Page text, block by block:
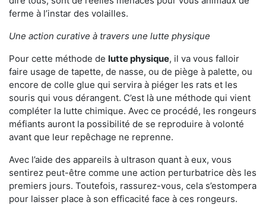
ferme à l’instar des volailles.
Une action curative à travers une lutte physique
Pour cette méthode de lutte physique, il va vous falloir
faire usage de tapette, de nasse, ou de piège à palette, ou
encore de colle glue qui servira à piéger les rats et les
souris qui vous dérangent. C’est là une méthode qui vient
compléter la lutte chimique. Avec ce procédé, les rongeurs
méfiants auront la possibilité de se reproduire à volonté
avant que leur repêchage ne reprenne.
Avec l’aide des appareils à ultrason quant à eux, vous
sentirez peut-être comme une action perturbatrice dès les
premiers jours. Toutefois, rassurez-vous, cela s’estompera
pour laisser place à son efficacité face à ces rongeurs.